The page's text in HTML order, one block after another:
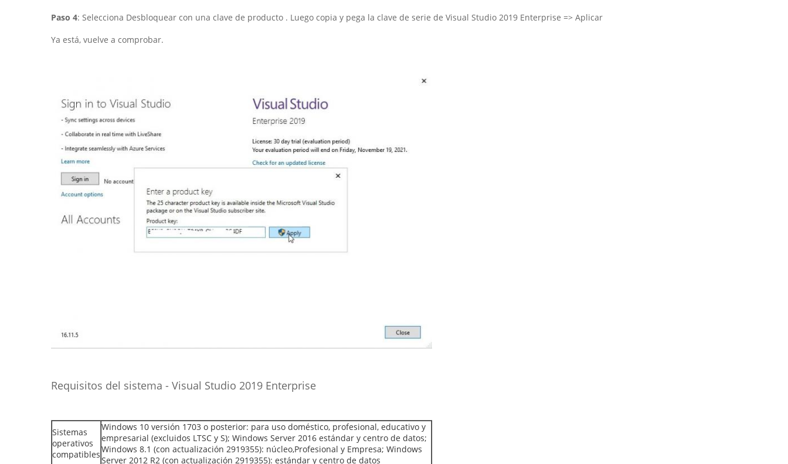
Paso 4: Selecciona Desbloquear con una clave de producto . Luego copia y pega la clave de serie de Visual Studio 2019 Enterprise => Aplicar
Ya está, vuelve a comprobar.
Requisitos del sistema - Visual Studio 2019 Enterprise
Sistemas
operativos
compatibles
Windows 10 versión 1703 o posterior: para uso doméstico, profesional, educativo y
empresarial (excluidos LTSC y S); Windows Server 2016 estándar y centro de datos;
Windows 8.1 (con actualización 2919355): núcleo,Profesional y Empresa; Windows
Server 2012 R2 (con actualización 2919355): estándar y centro de datos